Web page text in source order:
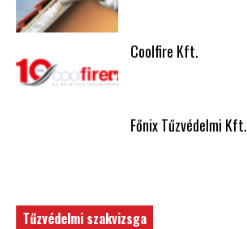
Coolfire Kft.
Főnix Tűzvédelmi Kft.
Tűzvédelmi szakvizsga